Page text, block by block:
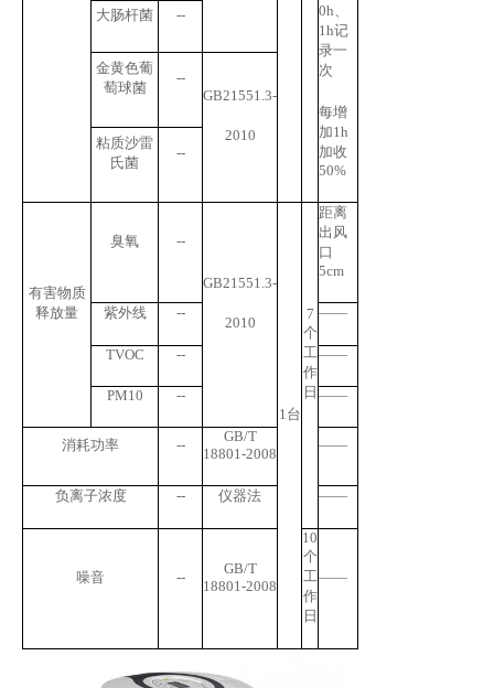
0h、
1h记
录一
次
每增
加1h
加收
50%
大肠杆菌
--
金黄色葡
萄球菌
--
GB21551.3-
2010
粘质沙雷
氏菌
--
有害物质
释放量
臭氧 --
GB21551.3-
2010
1台
7
个
工
作
日
距离
出风
口
5cm
紫外线 -- ——
TVOC -- ——
PM10 -- ——
消耗功率 --
GB/T
18801-2008
——
负离子浓度 -- 仪器法 ——
噪音 --
GB/T
18801-2008
10
个
工
作
日
——